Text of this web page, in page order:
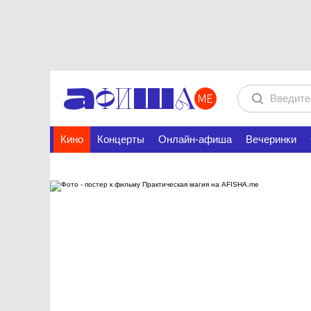
Кино Концерты Онлайн-афиша Вечеринки